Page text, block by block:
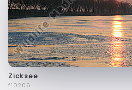
Zicksee
f10206